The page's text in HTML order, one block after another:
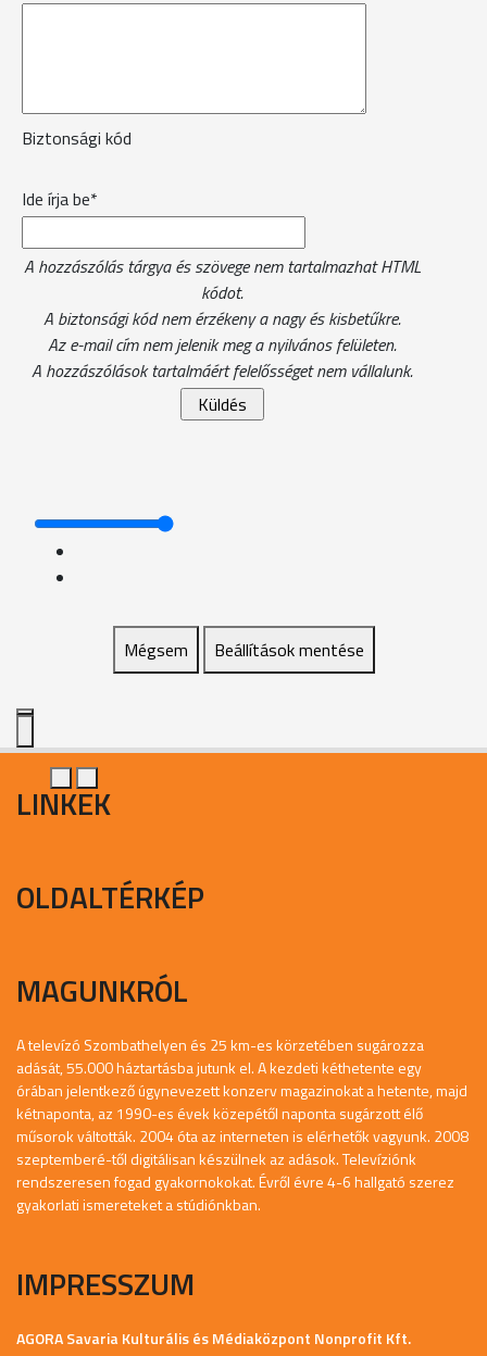
Biztonsági kód
Ide írja be*
A hozzászólás tárgya és szövege nem tartalmazhat HTML
kódot.
A biztonsági kód nem érzékeny a nagy és kisbetűkre.
Az e-mail cím nem jelenik meg a nyilvános felületen.
A hozzászólások tartalmáért felelősséget nem vállalunk.
Mégsem Beállítások mentése
LINKEK
OLDALTÉRKÉP
MAGUNKRÓL
A televízó Szombathelyen és 25 km-es körzetében sugározza
adását, 55.000 háztartásba jutunk el. A kezdeti kéthetente egy
órában jelentkező úgynevezett konzerv magazinokat a hetente, majd
kétnaponta, az 1990-es évek közepétől naponta sugárzott élő
műsorok váltották. 2004 óta az interneten is elérhetők vagyunk. 2008
szeptemberé-től digitálisan készülnek az adások. Televíziónk
rendszeresen fogad gyakornokokat. Évről évre 4-6 hallgató szerez
gyakorlati ismereteket a stúdiónkban.
IMPRESSZUM
AGORA Savaria Kulturális és Médiaközpont Nonprofit Kft.